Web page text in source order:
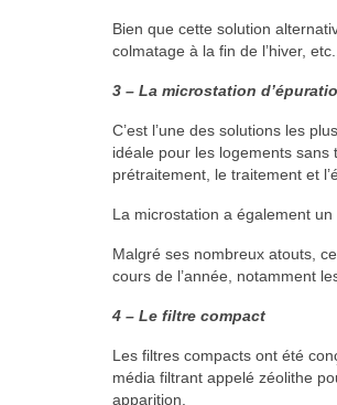
Bien que cette solution
colmatage à la fin de l’hiver,
3 – La microstation
C’est l’une des solutions les
idéale pour les logements sans
prétraitement, le traitement et
La microstation a également
Malgré ses nombreux atouts,
cours de l’année, notamment
4 – Le filtre compact
Les filtres compacts ont été
média filtrant appelé zéolithe
apparition.